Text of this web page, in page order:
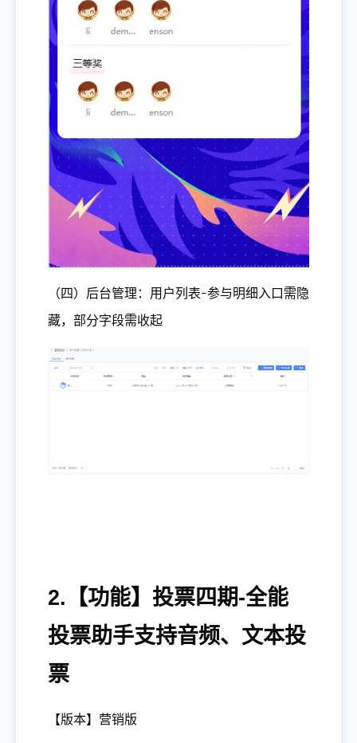
（四）后台管理：用户列表-参与明细入口需隐
藏，部分字段需收起
2.【功能】投票四期-全能
投票助手支持音频、文本投
票
【版本】营销版